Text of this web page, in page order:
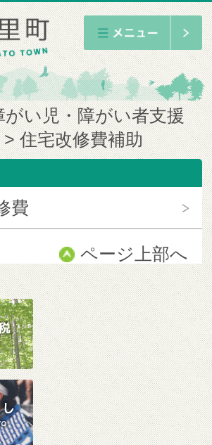
がい児・障がい者支援
住宅改修費補助
費
ページ上部へ